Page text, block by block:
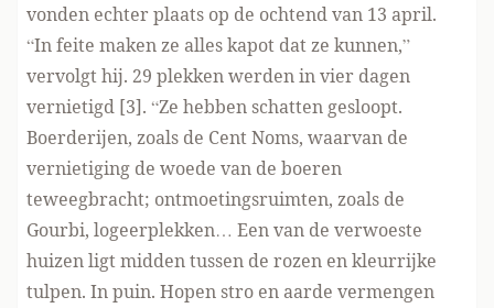
vonden echter plaats op de ochtend van 13 april.
“In feite maken ze alles kapot dat ze kunnen,”
vervolgt hij. 29 plekken werden in vier dagen
vernietigd [3]. “Ze hebben schatten gesloopt.
Boerderijen, zoals de Cent Noms, waarvan de
vernietiging de woede van de boeren
teweegbracht; ontmoetingsruimten, zoals de
Gourbi, logeerplekken… Een van de verwoeste
huizen ligt midden tussen de rozen en kleurrijke
tulpen. In puin. Hopen stro en aarde vermengen